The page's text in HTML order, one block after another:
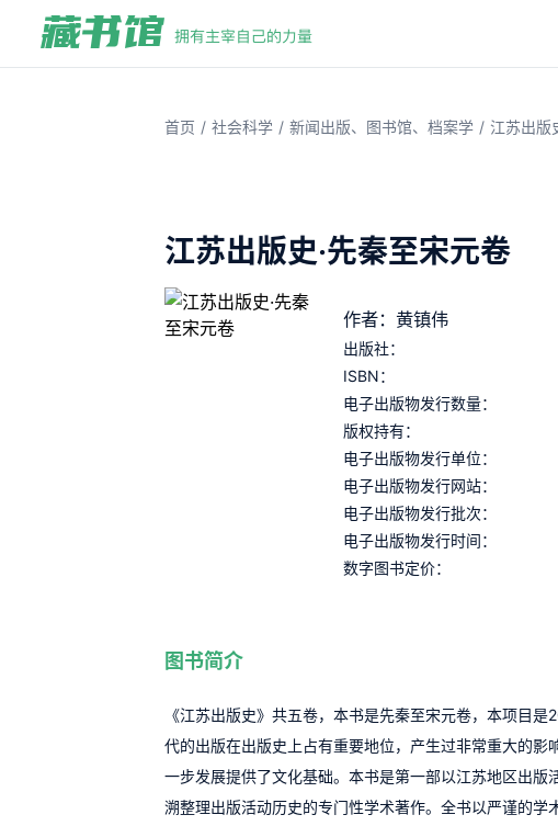
首页 / 社会科学 / 新闻出版、图书馆、档案学 / 江苏出版
江苏出版史·先秦至宋元卷
作者：黄镇伟
出版社：
ISBN：
电子出版物发行数量：
版权持有：
电子出版物发行单位：
电子出版物发行网站：
电子出版物发行批次：
电子出版物发行时间：
数字图书定价：
图书简介
《江苏出版史》共五卷，本书是先秦至宋元卷，本项目
代的出版在出版史上占有重要地位，产生过非常重大的
一步发展提供了文化基础。本书是第一部以江苏地区出
溯整理出版活动历史的专门性学术著作。全书以严谨的